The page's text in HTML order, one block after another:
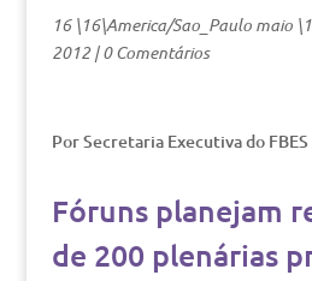
16 \16\America/Sao_Paulo maio
2012|0 Comentários
Por Secretaria Executiva do FBES
Fóruns planejam
de 200 plenárias